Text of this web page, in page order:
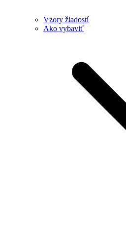
Vzory žiadostí
Ako vybaviť